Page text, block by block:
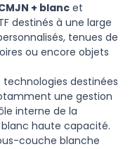
+ blanc et
destinés à une large
tenues de
ou encore objets
destinées
une gestion
interne de la
haute capacité.
couche blanche